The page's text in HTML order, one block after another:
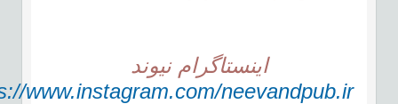
اینستاگرام نیوند
www.instagram.com/neevandpub.ir/